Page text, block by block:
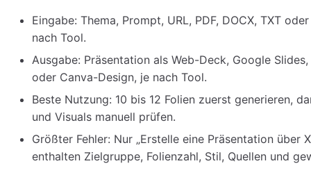
Eingabe: Thema, Prompt, URL, PDF, DOCX, TXT
nach Tool.
Ausgabe: Präsentation als Web-Deck, Google Slides,
oder Canva-Design, je nach Tool.
Beste Nutzung: 10 bis 12 Folien zuerst generieren,
und Visuals manuell prüfen.
Größter Fehler: Nur „Erstelle eine Präsentation über
enthalten Zielgruppe, Folienzahl, Stil, Quellen und